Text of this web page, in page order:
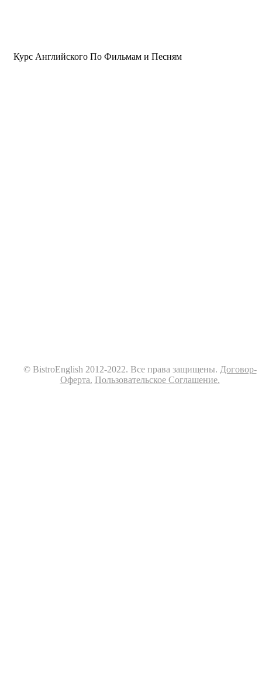
Курс Английского По Фильмам и Песням
© BistroEnglish 2012-2022. Все права защищены. Договор-
Оферта. Пользовательское Соглашение.